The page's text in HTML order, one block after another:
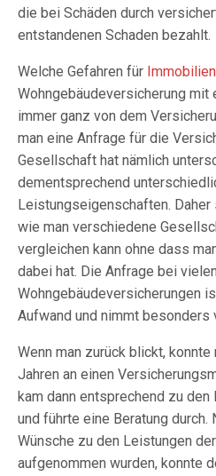
die bei Schäden durch
entstandenen Schaden bezahlt.
Welche Gefahren für Immobilien
Wohngebäudeversicherung mit
immer ganz von dem
man eine Anfrage für die
Gesellschaft hat nämlich
dementsprechend
Leistungseigenschaften.
wie man verschiedene
vergleichen kann ohne dass
dabei hat. Die Anfrage bei
Wohngebäudeversicherungen
Aufwand und nimmt besonders
Wenn man zurück blickt,
Jahren an einen
kam dann entsprechend zu
und führte eine Beratung durch.
Wünsche zu den Leistungen
aufgenommen wurden, konnte